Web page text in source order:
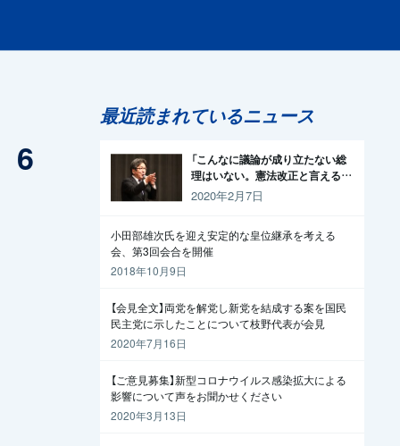
6
最近読まれているニュース
「こんなに議論が成り立たない総
理はいない。憲法改正と言える資
格がどこにある。市民と野党の力
で引きずり下ろそう」杉尾議員
2020年2月7日
小田部雄次氏を迎え安定的な皇位継承を考える
会、第3回会合を開催
2018年10月9日
【会見全文】両党を解党し新党を結成する案を国民
民主党に示したことについて枝野代表が会見
2020年7月16日
【ご意見募集】新型コロナウイルス感染拡大による
影響について声をお聞かせください
2020年3月13日